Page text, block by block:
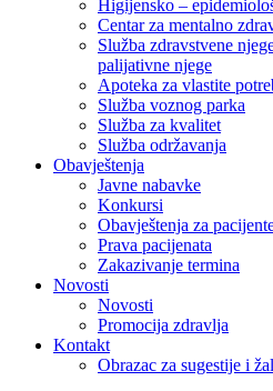
Higijensko –
Centar za mentalno
Služba zdravstvene
palijativne njege
Apoteka za vlastite
Služba voznog parka
Služba za kvalitet
Služba održavanja
Obavještenja
Javne nabavke
Konkursi
Obavještenja za
Prava pacijenata
Zakazivanje termina
Novosti
Novosti
Promocija zdravlja
Kontakt
Obrazac za sugestije i